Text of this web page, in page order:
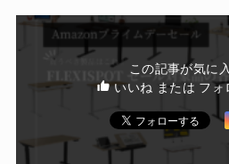
この記事が気に
いいね または フォ